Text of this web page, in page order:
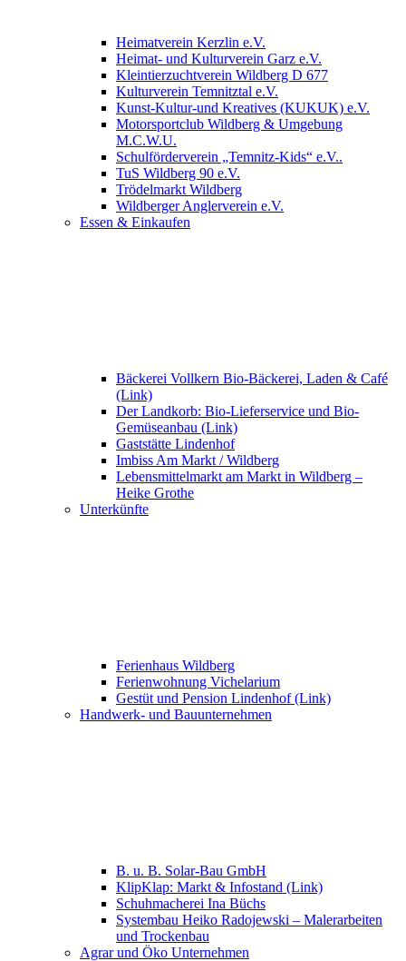
Heimatverein Kerzlin e.V.
Heimat- und Kulturverein Garz e.V.
Kleintierzuchtverein Wildberg D 677
Kulturverein Temnitztal e.V.
Kunst-Kultur-und Kreatives (KUKUK) e.V.
Motorsportclub Wildberg & Umgebung
M.C.W.U.
Schulförderverein „Temnitz-Kids“ e.V..
TuS Wildberg 90 e.V.
Trödelmarkt Wildberg
Wildberger Anglerverein e.V.
Essen & Einkaufen
Bäckerei Vollkern Bio-Bäckerei, Laden & Café
(Link)
Der Landkorb: Bio-Lieferservice und Bio-
Gemüseanbau (Link)
Gaststätte Lindenhof
Imbiss Am Markt / Wildberg
Lebensmittelmarkt am Markt in Wildberg –
Heike Grothe
Unterkünfte
Ferienhaus Wildberg
Ferienwohnung Vichelarium
Gestüt und Pension Lindenhof (Link)
Handwerk- und Bauunternehmen
B. u. B. Solar-Bau GmbH
KlipKlap: Markt & Infostand (Link)
Schuhmacherei Ina Büchs
Systembau Heiko Radojewski – Malerarbeiten
und Trockenbau
Agrar und Öko Unternehmen